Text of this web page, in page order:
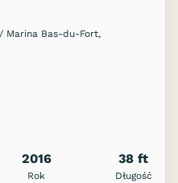
Marina Bas-du-Fort,
2016
Rok
38 ft
Długość